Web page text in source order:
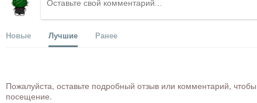
Новые Лучшие Ранее
Пожалуйста, оставьте подробный отзыв или комментарий,
посещение.